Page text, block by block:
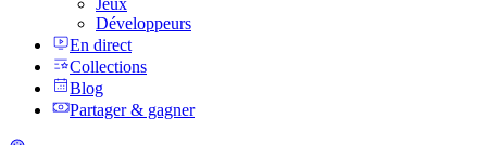
Développeurs
En direct
Collections
Blog
Partager & gagner